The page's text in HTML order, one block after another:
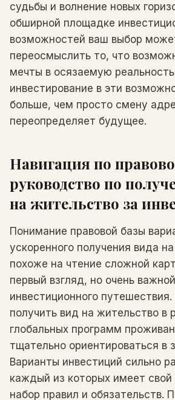
судьбы и волнение новых
обширной площадке
возможностей ваш выбор
переосмыслить то, что
мечты в осязаемую
инвестирование в эти
больше, чем просто смену
переопределяет будущее.
Навигация по
руководство по
на жительство за
Понимание правовой базы
ускоренного получения вида
похоже на чтение сложной
первый взгляд, но очень
инвестиционного
получить вид на жительство в
глобальных программ
тщательно ориентироваться в
Варианты инвестиций сильно
каждый из которых имеет свой
набор правил и обязательств.